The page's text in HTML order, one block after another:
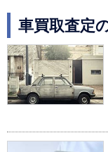
車買取査定